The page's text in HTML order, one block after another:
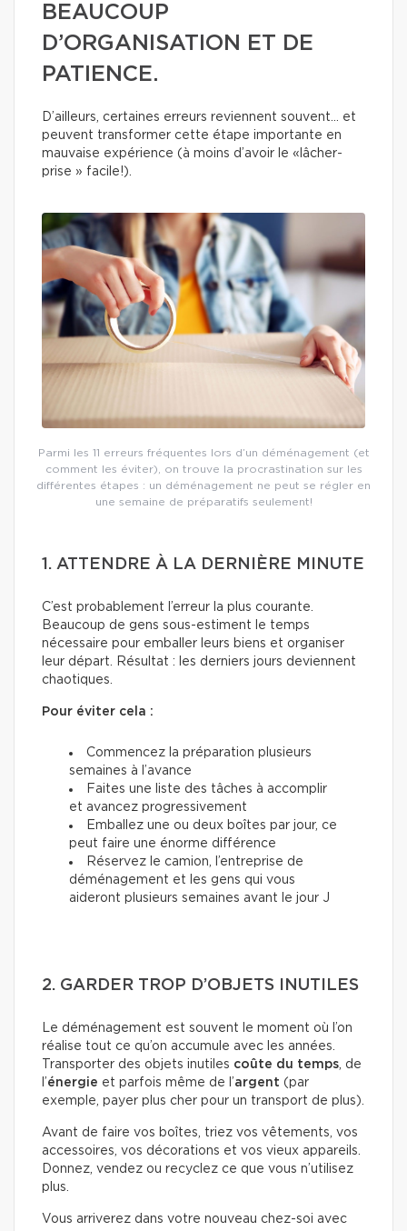
BEAUCOUP
D’ORGANISATION ET DE
PATIENCE.
D’ailleurs, certaines erreurs reviennent souvent… et
peuvent transformer cette étape importante en
mauvaise expérience (à moins d’avoir le «lâcher-
prise » facile!).
Parmi les 11 erreurs fréquentes lors d’un déménagement (et
comment les éviter), on trouve la procrastination sur les
différentes étapes : un déménagement ne peut se régler en
une semaine de préparatifs seulement!
1. ATTENDRE À LA DERNIÈRE MINUTE
C’est probablement l’erreur la plus courante.
Beaucoup de gens sous-estiment le temps
nécessaire pour emballer leurs biens et organiser
leur départ. Résultat : les derniers jours deviennent
chaotiques.
Pour éviter cela :
Commencez la préparation plusieurs
semaines à l’avance
Faites une liste des tâches à accomplir
et avancez progressivement
Emballez une ou deux boîtes par jour, ce
peut faire une énorme différence
Réservez le camion, l’entreprise de
déménagement et les gens qui vous
aideront plusieurs semaines avant le jour J
2. GARDER TROP D’OBJETS INUTILES
Le déménagement est souvent le moment où l’on
réalise tout ce qu’on accumule avec les années.
Transporter des objets inutiles coûte du temps, de
l’énergie et parfois même de l’argent (par
exemple, payer plus cher pour un transport de plus).
Avant de faire vos boîtes, triez vos vêtements, vos
accessoires, vos décorations et vos vieux appareils.
Donnez, vendez ou recyclez ce que vous n’utilisez
plus.
Vous arriverez dans votre nouveau chez-soi avec